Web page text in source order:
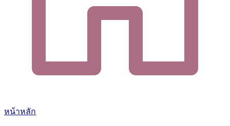
หน้าหลัก